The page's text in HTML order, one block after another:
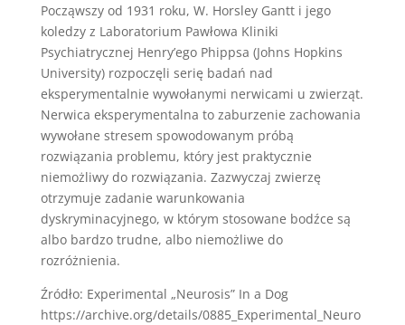
Począwszy od 1931 roku, W. Horsley Gantt i jego
koledzy z Laboratorium Pawłowa Kliniki
Psychiatrycznej Henry’ego Phippsa (Johns Hopkins
University) rozpoczęli serię badań nad
eksperymentalnie wywołanymi nerwicami u zwierząt.
Nerwica eksperymentalna to zaburzenie zachowania
wywołane stresem spowodowanym próbą
rozwiązania problemu, który jest praktycznie
niemożliwy do rozwiązania. Zazwyczaj zwierzę
otrzymuje zadanie warunkowania
dyskryminacyjnego, w którym stosowane bodźce są
albo bardzo trudne, albo niemożliwe do
rozróżnienia.
Źródło: Experimental „Neurosis” In a Dog
https://archive.org/details/0885_Experimental_Neuro